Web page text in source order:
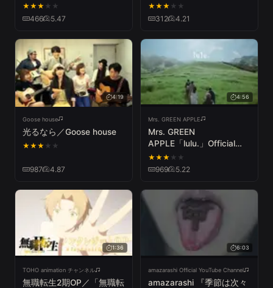
(cv.夏吉ゆうこ)、月見ヤ
チヨ (cv.早見沙織) from #
★★★ ★ ★
466 5.47
に叢雲華に風」PV
★★★ ★ ★
312 4.21
4:19
Goose house
光るなら／Goose house
★★★ ★ ★
987 4.87
4:56
Mrs. GREEN APPLE
Mrs. GREEN
APPLE「lulu.」Official
Music Video
★★★ ★ ★
969 5.22
1:36
TOHO animation チャンネル
無職転生2期OP／「無職転
6:03
amazarashi Official YouTube Channel
amazarashi 『季節は次々